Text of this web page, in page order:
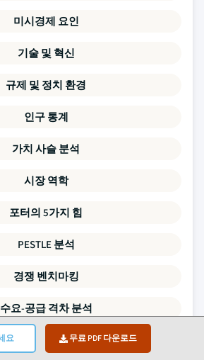
요 무료 PDF 다운로드
미시경제 요인
기술 및 혁신
규제 및 정치 환경
인구 통계
가치 사슬 분석
시장 역학
포터의 5가지 힘
PESTLE 분석
경쟁 벤치마킹
수요-공급 격차 분석
가격 동향